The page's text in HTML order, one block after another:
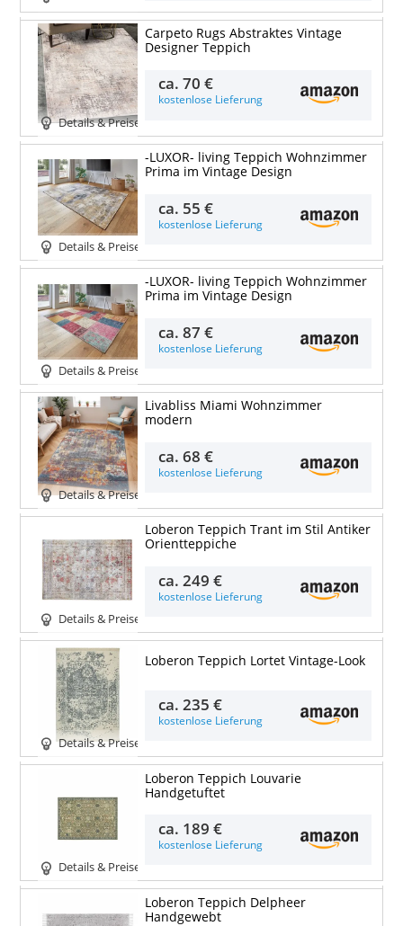
Details & Preise
Carpeto Rugs Abstraktes Vintage
Designer Teppich
ca.70 €
kostenlose Lieferung
Details & Preise
-LUXOR- living Teppich Wohnzimmer
Prima im Vintage Design
ca. 55 €
kostenlose Lieferung
Details & Preise
-LUXOR- living Teppich Wohnzimmer
Prima im Vintage Design
ca.87 €
kostenlose Lieferung
Details & Preise
Livabliss Miami Wohnzimmer
modern
ca.68 €
kostenlose Lieferung
Details & Preise
Loberon Teppich Trant im Stil Antiker
Orientteppiche
ca.249 €
kostenlose Lieferung
Details & Preise
Loberon Teppich Lortet Vintage-Look
ca.235 €
kostenlose Lieferung
Details & Preise
Loberon Teppich Louvarie
Handgetuftet
ca. 189 €
kostenlose Lieferung
Loberon Teppich Delpheer
Handgewebt